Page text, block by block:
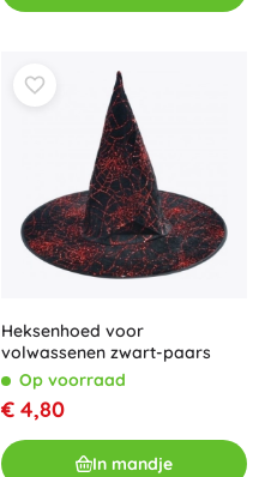
Heksenhoed voor
volwassenen zwart-paars
Op voorraad
€ 4,80
In mandje